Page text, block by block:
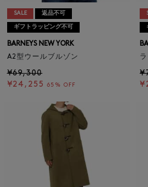
SALE 返品不可
ギフトラッピング不可
BARNEYS NEW YORK
A2型ウールブルゾン
¥69,300
¥24,255
65% OFF